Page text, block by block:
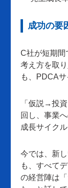
成功の要
C社が短期間
考え方を取
も、PDCA
「仮説→投
回し、事業
成長サイク
今では、新
も、すべて
の経営陣は